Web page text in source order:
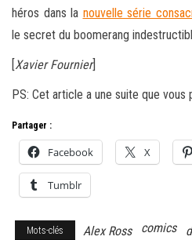
héros dans la nouvelle série
le secret du boomerang
Xavier Fournier]
PS: Cet article a une suite que vous
Partager :
Facebook X
Tumblr
Mots-clés Alex Ross comics